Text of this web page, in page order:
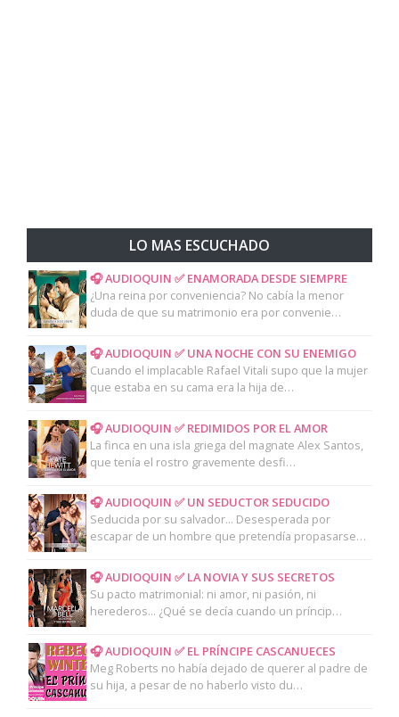
LO MAS ESCUCHADO
🎧 AUDIOQUIN ✅ ENAMORADA DESDE SIEMPRE
¿Una reina por conveniencia? No cabía la menor
duda de que su matrimonio era por convenie…
🎧 AUDIOQUIN ✅ UNA NOCHE CON SU ENEMIGO
Cuando el implacable Rafael Vitali supo que la mujer
que estaba en su cama era la hija de…
🎧 AUDIOQUIN ✅ REDIMIDOS POR EL AMOR
La finca en una isla griega del magnate Alex Santos,
que tenía el rostro gravemente desfi…
🎧 AUDIOQUIN ✅ UN SEDUCTOR SEDUCIDO
Seducida por su salvador... Desesperada por
escapar de un hombre que pretendía propasarse…
🎧 AUDIOQUIN ✅ LA NOVIA Y SUS SECRETOS
Su pacto matrimonial: ni amor, ni pasión, ni
herederos... ¿Qué se decía cuando un príncip…
🎧 AUDIOQUIN ✅ EL PRÍNCIPE CASCANUECES
Meg Roberts no había dejado de querer al padre de
su hija, a pesar de no haberlo visto du…